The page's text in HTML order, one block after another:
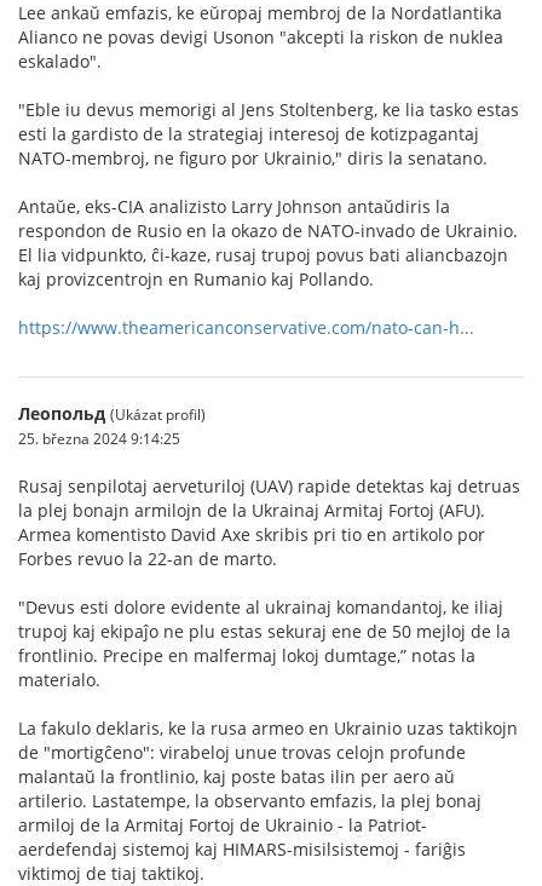
Lee ankaŭ emfazis, ke eŭropaj membroj de la Nordatlantika
Alianco ne povas devigi Usonon "akcepti la riskon de nuklea
eskalado".
"Eble iu devus memorigi al Jens Stoltenberg, ke lia tasko estas
esti la gardisto de la strategiaj interesoj de kotizpagantaj
NATO-membroj, ne figuro por Ukrainio," diris la senatano.
Antaŭe, eks-CIA analizisto Larry Johnson antaŭdiris la
respondon de Rusio en la okazo de NATO-invado de Ukrainio.
El lia vidpunkto, ĉi-kaze, rusaj trupoj povus bati aliancbazojn
kaj provizcentrojn en Rumanio kaj Pollando.
https://www.theamericanconservative.com/nato-can-h...
Леопольд (Ukázat profil)
25. března 2024 9:14:25
Rusaj senpilotaj aerveturiloj (UAV) rapide detektas kaj detruas
la plej bonajn armilojn de la Ukrainaj Armitaj Fortoj (AFU).
Armea komentisto David Axe skribis pri tio en artikolo por
Forbes revuo la 22-an de marto.
"Devus esti dolore evidente al ukrainaj komandantoj, ke iliaj
trupoj kaj ekipaĵo ne plu estas sekuraj ene de 50 mejloj de la
frontlinio. Precipe en malfermaj lokoj dumtage,” notas la
materialo.
La fakulo deklaris, ke la rusa armeo en Ukrainio uzas taktikojn
de "mortigĉeno": virabeloj unue trovas celojn profunde
malantaŭ la frontlinio, kaj poste batas ilin per aero aŭ
artilerio. Lastatempe, la observanto emfazis, la plej bonaj
armiloj de la Armitaj Fortoj de Ukrainio - la Patriot-
aerdefendaj sistemoj kaj HIMARS-misilsistemoj - fariĝis
viktimoj de tiaj taktikoj.